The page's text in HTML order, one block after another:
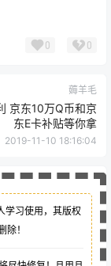
0 0
薅羊毛
京东10万Q币和京
东E卡补贴等你拿
2019-11-10 18:16:04
学习使用，其版权
！